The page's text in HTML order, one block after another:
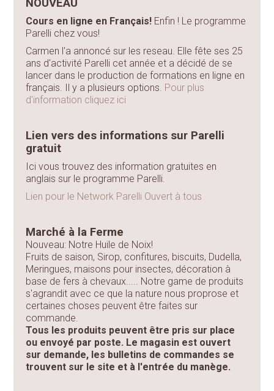
NOUVEAU
Cours en ligne en Français! Enfin ! Le programme
Parelli chez vous!
Carmen l'a annoncé sur les reseau. Elle fête ses 25
ans d'activité Parelli cet année et a décidé de se
lancer dans le production de formations en ligne en
français. Il y a plusieurs options. Pour plus
d'information cliquez ici
Lien vers des informations sur Parelli
gratuit
Ici vous trouvez des information gratuites en
anglais sur le programme Parelli.
Lien pour le Network Parelli Ouvert à tous
Marché à la Ferme
Nouveau: Notre Huile de Noix!
Fruits de saison, Sirop, confitures, biscuits, Dudella,
Meringues, maisons pour insectes, décoration à
base de fers à chevaux..... Notre game de produits
s'agrandit avec ce que la nature nous proprose et
certaines choses peuvent être faites sur
commande.
Tous les produits peuvent être pris sur place
ou envoyé par poste. Le magasin est ouvert
sur demande, les bulletins de commandes se
trouvent sur le site et à l'entrée du manège.